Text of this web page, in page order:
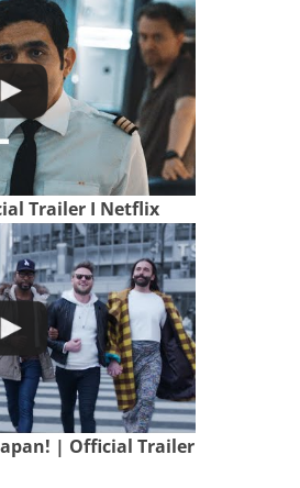
Trailer I Netflix
| Official Trailer